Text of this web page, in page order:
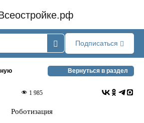
Подписаться
Вернуться в раздел
1 985
Роботизация